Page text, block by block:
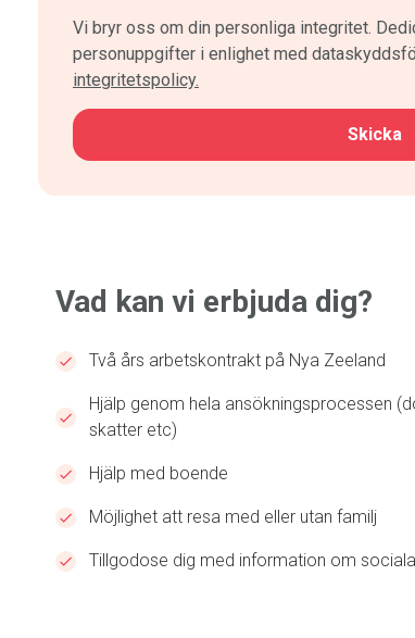
Vi bryr oss om din personliga integritet.
personuppgifter i enlighet med
integritetspolicy.
Vad kan vi erbjuda dig?
Två års arbetskontrakt på Nya Zeeland
Hjälp genom hela ansökningsprocessen
skatter etc)
Hjälp med boende
Möjlighet att resa med eller utan familj
Tillgodose dig med information om